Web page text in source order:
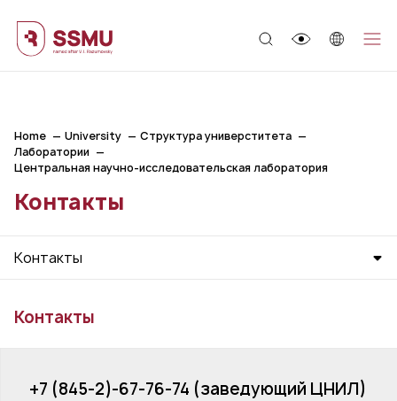
Home University
Структура универститета
Лаборатории
Центральная научно-исследовательская лаборатория
Контакты
Контакты
Контакты
+7 (845-2)-67-76-74 (заведующий ЦНИЛ)